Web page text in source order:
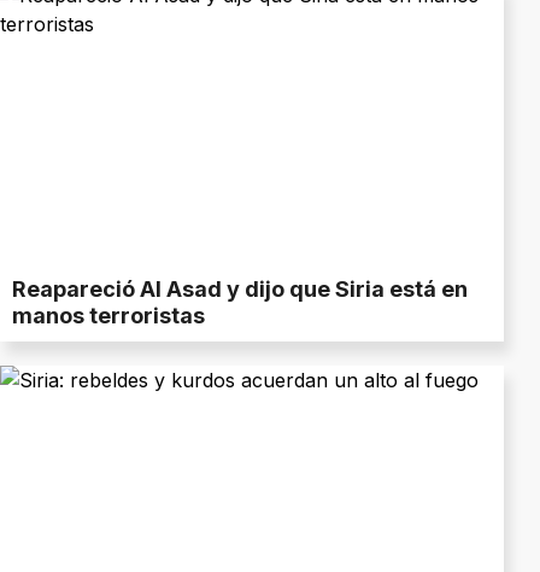
Reapareció Al Asad y dijo que Siria está en
manos terroristas